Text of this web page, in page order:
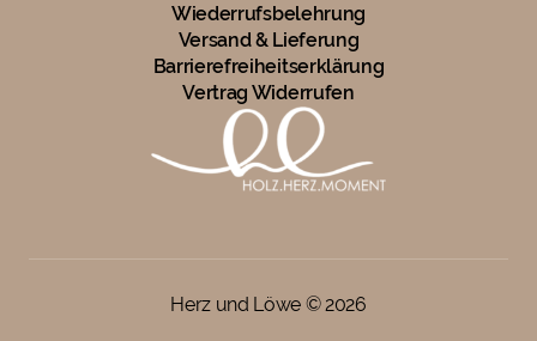
Wiederrufsbelehrung
Versand & Lieferung
Barrierefreiheitserklärung
Vertrag Widerrufen
Herz und Löwe ©2026